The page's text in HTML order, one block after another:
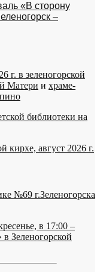
«В сторону
–
г. в зеленогорской
Матери и храме-
библиотеки на
кирхе, август 2026 г.
№69 г.Зеленогорска
в 17:00 –
Зеленогорской